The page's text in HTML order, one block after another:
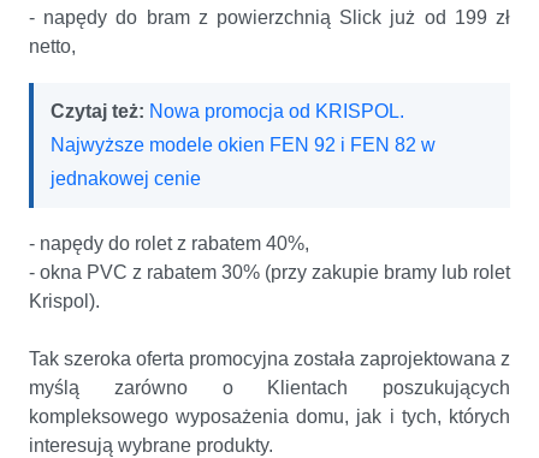
- napędy do bram z powierzchnią Slick już od 199 zł
netto,
Czytaj też: Nowa promocja od KRISPOL.
Najwyższe modele okien FEN 92 i FEN 82 w
jednakowej cenie
- napędy do rolet z rabatem 40%,
- okna PVC z rabatem 30% (przy zakupie bramy lub rolet
Krispol).
Tak szeroka oferta promocyjna została zaprojektowana z
myślą zarówno o Klientach poszukujących
kompleksowego wyposażenia domu, jak i tych, których
interesują wybrane produkty.